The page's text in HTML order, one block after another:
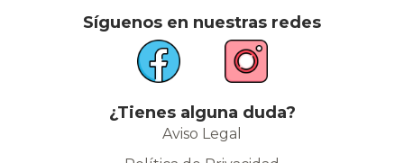
Síguenos en nuestras redes
¿Tienes alguna duda?
Aviso Legal